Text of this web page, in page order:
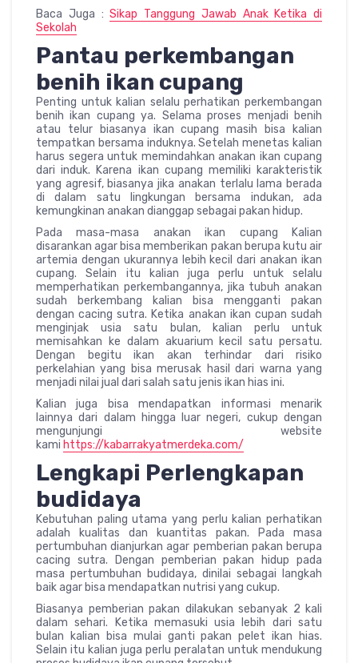
Baca Juga :Sikap Tanggung Jawab Anak Ketika di
Sekolah
Pantau perkembangan
benih ikan cupang
Penting untuk kalian selalu perhatikan perkembangan
benih ikan cupang ya. Selama proses menjadi benih
atau telur biasanya ikan cupang masih bisa kalian
tempatkan bersama induknya. Setelah menetas kalian
harus segera untuk memindahkan anakan ikan cupang
dari induk. Karena ikan cupang memiliki karakteristik
yang agresif, biasanya jika anakan terlalu lama berada
di dalam satu lingkungan bersama indukan, ada
kemungkinan anakan dianggap sebagai pakan hidup.
Pada masa-masa anakan ikan cupang Kalian
disarankan agar bisa memberikan pakan berupa kutu air
artemia dengan ukurannya lebih kecil dari anakan ikan
cupang. Selain itu kalian juga perlu untuk selalu
memperhatikan perkembangannya, jika tubuh anakan
sudah berkembang kalian bisa mengganti pakan
dengan cacing sutra. Ketika anakan ikan cupan sudah
menginjak usia satu bulan, kalian perlu untuk
memisahkan ke dalam akuarium kecil satu persatu.
Dengan begitu ikan akan terhindar dari risiko
perkelahian yang bisa merusak hasil dari warna yang
menjadi nilai jual dari salah satu jenis ikan hias ini.
Kalian juga bisa mendapatkan informasi menarik
lainnya dari dalam hingga luar negeri, cukup dengan
mengunjungi website
kami https://kabarrakyatmerdeka.com/
Lengkapi Perlengkapan
budidaya
Kebutuhan paling utama yang perlu kalian perhatikan
adalah kualitas dan kuantitas pakan. Pada masa
pertumbuhan dianjurkan agar pemberian pakan berupa
cacing sutra. Dengan pemberian pakan hidup pada
masa pertumbuhan budidaya, dinilai sebagai langkah
baik agar bisa mendapatkan nutrisi yang cukup.
Biasanya pemberian pakan dilakukan sebanyak 2 kali
dalam sehari. Ketika memasuki usia lebih dari satu
bulan kalian bisa mulai ganti pakan pelet ikan hias.
Selain itu kalian juga perlu peralatan untuk mendukung